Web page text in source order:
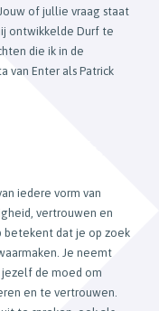
of jullie vraag staat
ontwikkelde Durf te
die ik in de
van Enter als Patrick
iedere vorm van
vertrouwen en
betekent dat je op zoek
Je neemt
de moed om
en te vertrouwen.